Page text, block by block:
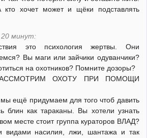
хочет может и щёки подставлять
минут:
это психология жертвы. Они
Вы маги или зайчики одуванчики?
на охотников? Помните дозоры?
ОХОТУ ПРИ ПОМОЩИ
ещё придумаем для того чтоб давить
блин как тараканы. Вы хотели узнать
месте стоит группа кураторов ВЛАД?
видами насилия, лжи, шантажа и так